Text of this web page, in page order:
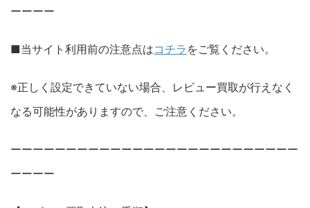
ーーーー
■当サイト利用前の注意点はコチラ をご覧ください。
※正しく設定できていない場合、レビュー買取が行えなく
なる可能性がありますので、ご注意ください。
ーーーーーーーーーーーーーーーーーーーーーーーーーー
ーーーー